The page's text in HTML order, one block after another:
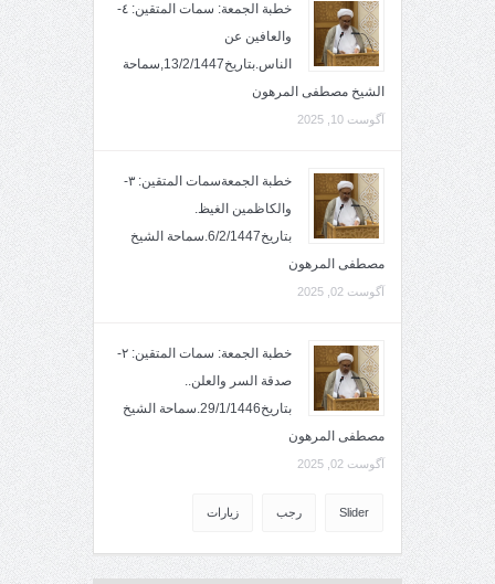
خطبة الجمعة: سمات المتقين: ٤-
والعافين عن
الناس.بتاريخ13/2/1447,سماحة
الشيخ مصطفى المرهون
آگوست 10, 2025
خطبة الجمعةسمات المتقين: ٣-
والكاظمين الغيظ.
بتاريخ6/2/1447.سماحة الشيخ
مصطفى المرهون
آگوست 02, 2025
خطبة الجمعة: سمات المتقين: ٢-
صدقة السر والعلن..
بتاريخ29/1/1446.سماحة الشيخ
مصطفى المرهون
آگوست 02, 2025
Slider رجب زيارات